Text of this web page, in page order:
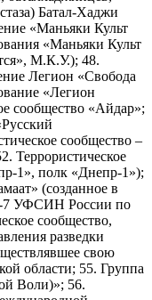
Батал-Хаджи
«Маньяки Культ
«Маньяки Культ
М.К.У.); 48.
Легион «Свобода
«Легион
сообщество «Айдар»;
сообщество –
Террористическое
1», полк «Днепр-1»);
(созданное в
7 УФСИН России по
сообщество,
разведки
свою
области; 55. Группа
Воли)»; 56.